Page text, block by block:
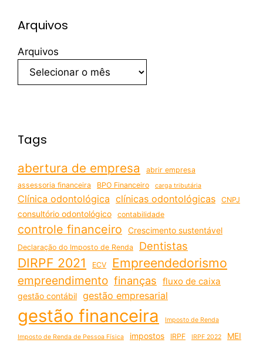
Arquivos
Arquivos
Tags
abertura de empresa
abrir empresa
assessoria financeira
BPO Financeiro carga tributária
Clínica odontológica clínicas odontológicas CNPJ
consultório odontológico contabilidade
controle financeiro Crescimento sustentável
Declaração do Imposto de Renda Dentistas
DIRPF 2021 ECV Empreendedorismo
empreendimento finanças fluxo de caixa
gestão contábil gestão empresarial
gestão financeira Imposto de Renda
Imposto de Renda de Pessoa Física impostos IRPF IRPF 2022
MEI